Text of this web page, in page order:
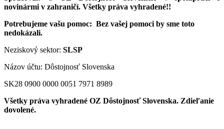
novinármi v zahraničí. Všetky práva vyhradené!!
Potrebujeme vašu pomoc: Bez vašej pomoci by sme toto
nedokázali.
Neziskový sektor: SLSP
Názov účtu: Dôstojnosť Slovenska
SK28 0900 0000 0051 7971 8989
Všetky práva vyhradené OZ Dôstojnosť Slovenska. Zdieľanie
dovolené.